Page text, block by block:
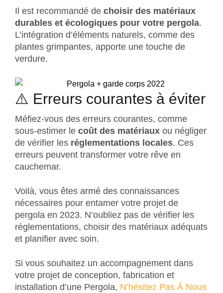
Il est recommandé de choisir des matériaux
durables et écologiques pour votre pergola.
L’intégration d’éléments naturels, comme des
plantes grimpantes, apporte une touche de
verdure.
⚠️ Erreurs courantes à éviter
Méfiez-vous des erreurs courantes, comme
sous-estimer le coût des matériaux ou négliger
de vérifier les réglementations locales. Ces
erreurs peuvent transformer votre rêve en
cauchemar.
Voilà, vous êtes armé des connaissances
nécessaires pour entamer votre projet de
pergola en 2023. N’oubliez pas de vérifier les
réglementations, choisir des matériaux adéquats
et planifier avec soin.
Si vous souhaitez un accompagnement dans
votre projet de conception, fabrication et
installation d’une Pergola, N’hésitez Pas À Nous